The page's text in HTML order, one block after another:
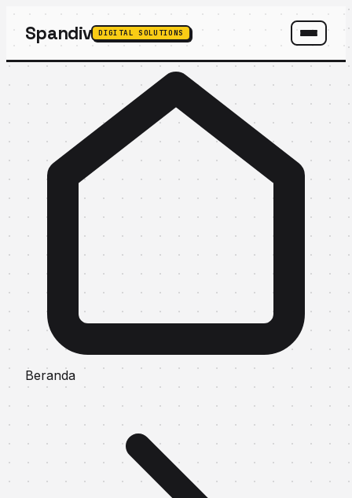
Spandiv DIGITAL SOLUTIONS
Beranda
SPANDIV ASSISTANT